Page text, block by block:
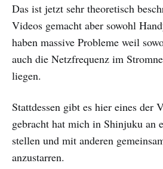
Das ist jetzt sehr theoretisch
Videos gemacht aber sowohl
haben massive Probleme weil
auch die Netzfrequenz im
liegen.
Stattdessen gibt es hier eines der
gebracht hat mich in Shinjuku an
stellen und mit anderen
anzustarren.